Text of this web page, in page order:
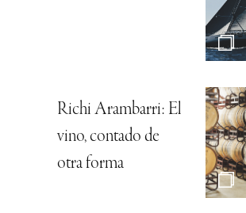
Richi Arambarri: El
vino, contado de
otra forma